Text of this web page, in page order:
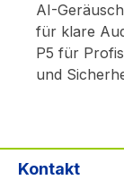
AI-
für klare
P5 für
und
Kontakt